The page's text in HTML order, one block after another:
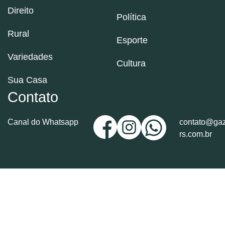
Direito
Rural
Variedades
Sua Casa
Política
Esporte
Cultura
Contato
Canal do Whatsapp
rs.com.br